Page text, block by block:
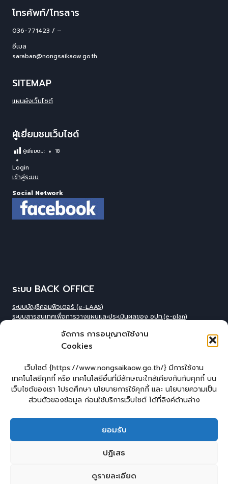
จัดการ การอนุญาตใช้งาน
Cookies
เว็บไซต์ {https://www.nongsaikaow.go.th/} มีการใช้งาน
เทคโนโลยีคุกกี้ หรือ เทคโนโลยีอื่นที่มีลักษณะใกล้เคียงกันกับคุกกี้ บน
เว็บไซต์ของเรา โปรดศึกษา นโยบายการใช้คุกกี้ และ นโยบายความเป็น
ส่วนตัวของข้อมูล ก่อนใช้บริการเว็บไซต์ ได้ที่ลิงค์ด้านล่าง
ยอมรับ
ปฏิเสธ
ดูรายละเอียด
โทรศัพท์/โทรสาร
036-771423 / –
อีเมล
saraban@nongsaikaow.go.th
SITEMAP
แผนผังเว็บไซต์
ผู้เยี่ยมชมเว็บไซต์
ผู้เยี่ยมชม: 18
Login
เข้าสู่ระบบ
Social Network
ระบบ BACK OFFICE
ระบบบัญชีคอมพิวเตอร์ (e-LAAS)
ระบบสารสนเทศเพื่อการวางแผนและประเมินผลของ อปท.(e-plan)
ระบบข้อมูลบุคลากรองค์กร(IHR)
ระบบสารสนเทศข้อมูล competincy ของบุคลากรทุกตำแหน่ง (กรอบอัตรา
ระบบสารสนเทศการจัดการฐานข้อมูลเบี้ยยังชีพขององค์กร
ปกครอง(welfare)
ระบบสารสนเทศทางการศีกษาท้องถิ่น(Lec)
ระบบข้อมูลสารสนเทศทางการศึกษาท้องถิ่น(SIS)
ระบบข้อมูลสารสนเทศทางการศึกษาท้องถิ่น ศูนย์พัฒนาเด็กเล็ก(CCIS)
แบบคำร้องทั่วไปออนไลน์
ติดต่อ อบต.